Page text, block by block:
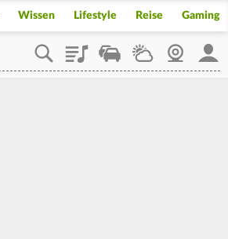
Wissen Lifestyle Reise Gaming
PlaylistStaupilotWetterWebcam